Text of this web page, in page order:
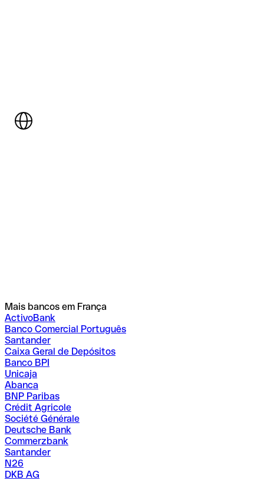
Mais bancos em França
ActivoBank
Banco Comercial Português
Santander
Caixa Geral de Depósitos
Banco BPI
Unicaja
Abanca
BNP Paribas
Crédit Agricole
Société Générale
Deutsche Bank
Commerzbank
Santander
N26
DKB AG